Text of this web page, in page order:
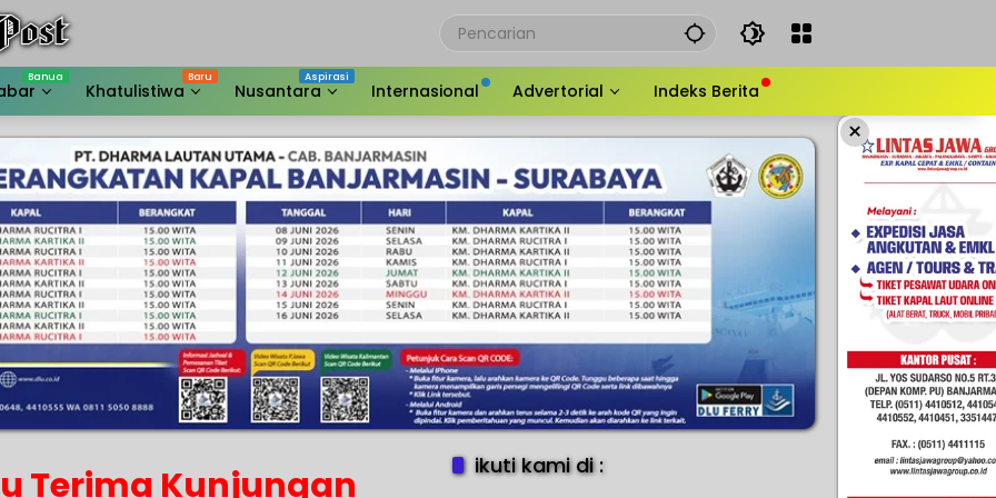
Khatulistiwa Nusantara Internasional Advertorial Indeks Berita
×
Terima Kunjungan
ikuti kami di :